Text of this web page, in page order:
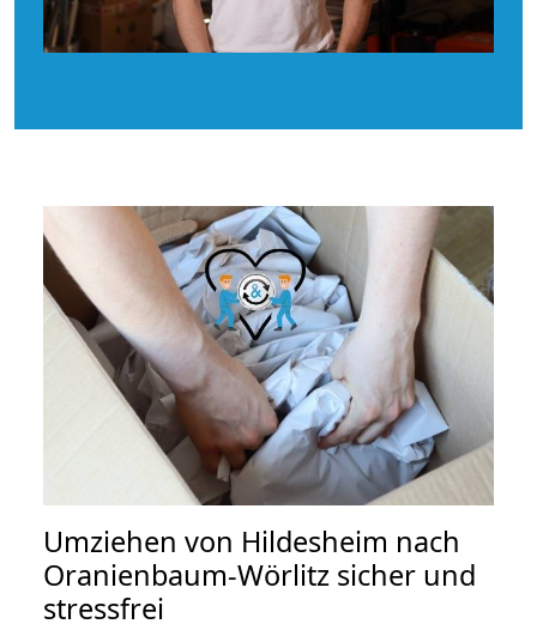
Umziehen von Hildesheim nach
Oranienbaum-Wörlitz sicher und
stressfrei